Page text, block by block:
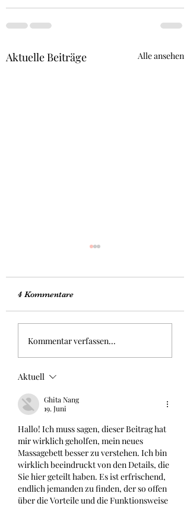
Aktuelle Beiträge Alle ansehen
Tongdee Massageshop -
Holz-Massageroller
4 Kommentare
Kommentar verfassen...
Aktuell
Ghita Nang
19. Juni
Hallo! Ich muss sagen, dieser Beitrag hat
mir wirklich geholfen, mein neues
Massagebett besser zu verstehen. Ich bin
wirklich beeindruckt von den Details, die
Sie hier geteilt haben. Es ist erfrischend,
endlich jemanden zu finden, der so offen
über die Vorteile und die Funktionsweise